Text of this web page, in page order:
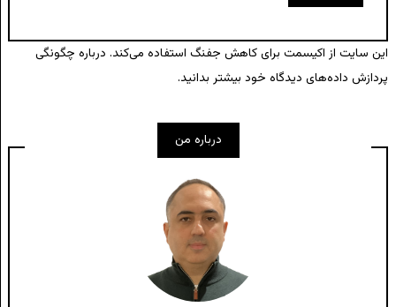
این سایت از اکیسمت برای کاهش جفنگ استفاده می‌کند. درباره چگونگی
پردازش داده‌های دیدگاه خود بیشتر بدانید.
درباره من